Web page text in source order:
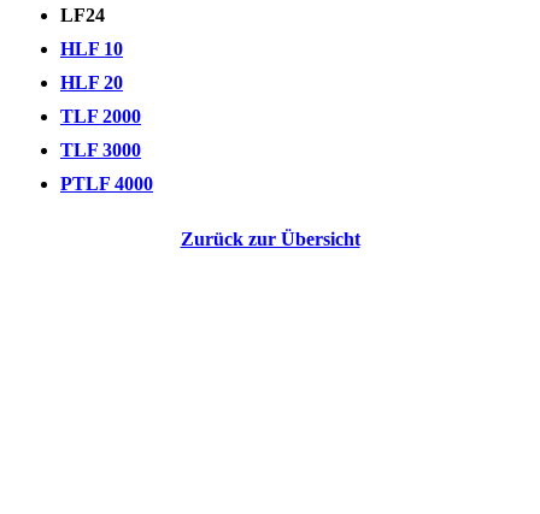
LF24
HLF 10
HLF 20
TLF 2000
TLF 3000
PTLF 4000
Zurück zur Übersicht